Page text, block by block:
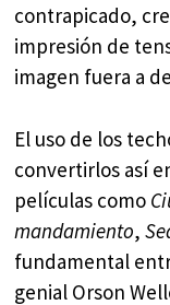
contrapicado,
impresión de
imagen fuera a
El uso de los
convertirlos así
películas como
mandamiento,
fundamental
genial Orson